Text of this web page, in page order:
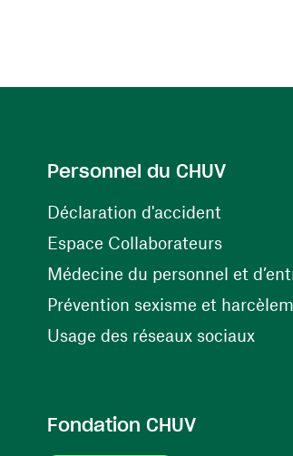
Personnel du CHUV
Déclaration d'accident(ouvre
Espace Collaborateurs(ouvre
Médecine du personnel et
Prévention sexisme et
Usage des réseaux sociaux
Fondation CHUV